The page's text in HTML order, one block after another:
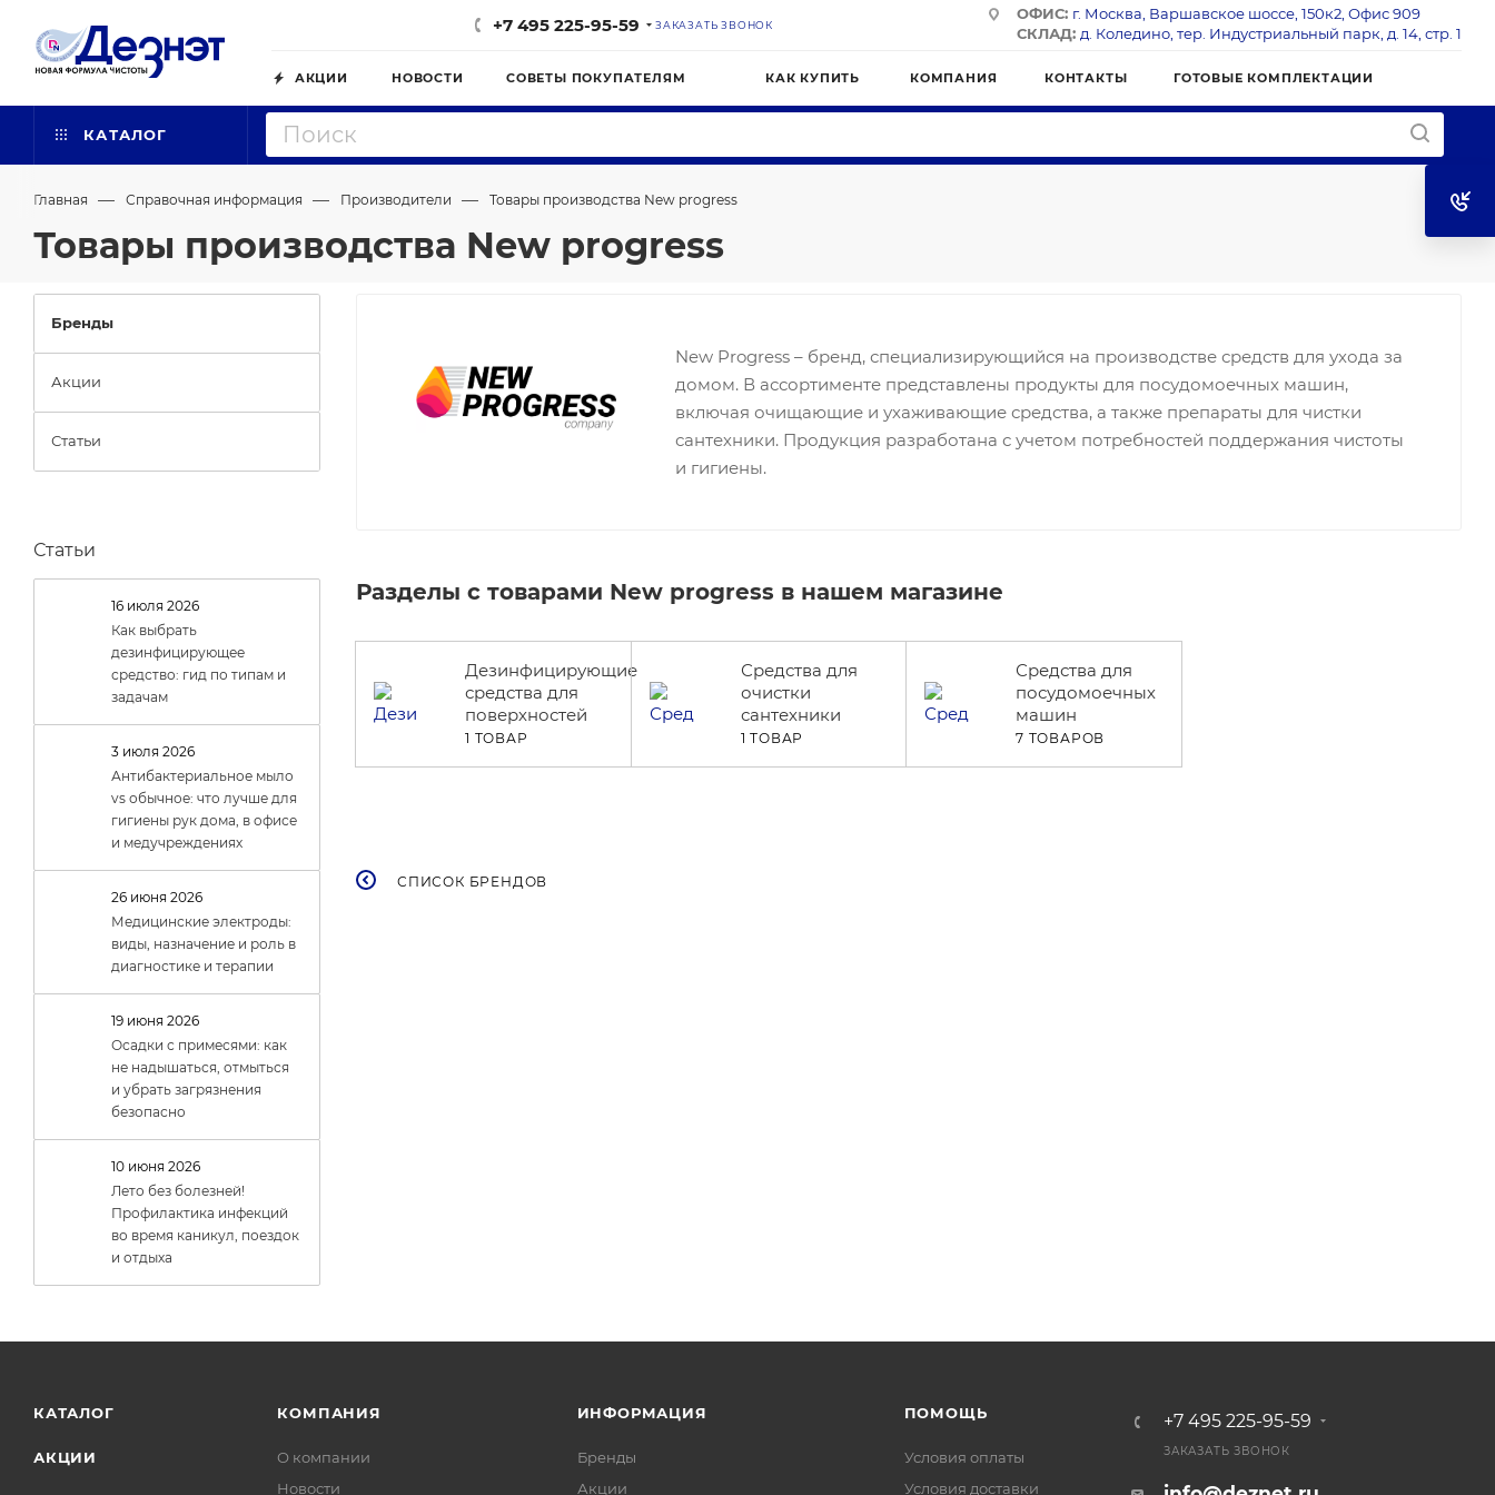
+7 495 225-95-59 ЗАКАЗАТЬ ЗВОНОК
ОФИС: г. Москва, Варшавское шоссе, 150к2, Офис 909
СКЛАД: д. Коледино, тер. Индустриальный парк, д. 14, стр. 1
АКЦИИ НОВОСТИ СОВЕТЫ ПОКУПАТЕЛЯМ КАК КУПИТЬ КОМПАНИЯ КОНТАКТЫ ГОТОВЫЕ КОМПЛЕКТАЦИИ
КАТАЛОГ
Главная — Справочная информация — Производители — Товары производства New progress
Товары производства New progress
New Progress – бренд, специализирующийся на производстве средств для ухода за
домом. В ассортименте представлены продукты для посудомоечных машин,
включая очищающие и ухаживающие средства, а также препараты для чистки
сантехники. Продукция разработана с учетом потребностей поддержания чистоты
и гигиены.
Разделы с товарами New progress в нашем магазине
Дезинфицирующие
средства для
поверхностей
1 ТОВАР
Средства для
очистки
сантехники
1 ТОВАР
Средства для
посудомоечных
машин
7 ТОВАРОВ
СПИСОК БРЕНДОВ
Бренды
Акции
Статьи
Статьи
16 июля 2026
Как выбрать
дезинфицирующее
средство: гид по типам и
задачам
3 июля 2026
Антибактериальное мыло
vs обычное: что лучше для
гигиены рук дома, в офисе
и медучреждениях
26 июня 2026
Медицинские электроды:
виды, назначение и роль в
диагностике и терапии
19 июня 2026
Осадки с примесями: как
не надышаться, отмыться
и убрать загрязнения
безопасно
10 июня 2026
Лето без болезней!
Профилактика инфекций
во время каникул, поездок
и отдыха
КАТАЛОГ
АКЦИИ
КОМПАНИЯ
О компании
Новости
ИНФОРМАЦИЯ
Бренды
Акции
ПОМОЩЬ
Условия оплаты
Условия доставки
+7 495 225-95-59
ЗАКАЗАТЬ ЗВОНОК